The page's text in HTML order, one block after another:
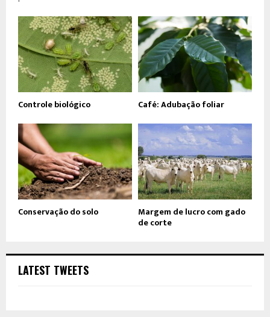
Controle biológico Café: Adubação foliar
Conservação do solo Margem de lucro com gado
de corte
LATEST TWEETS